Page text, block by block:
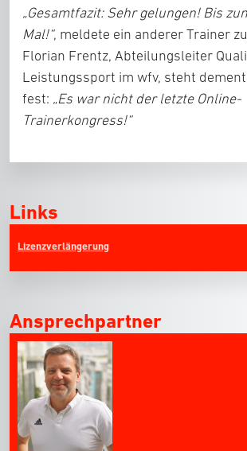
„Gesamtfazit: Sehr gelungen! Bis
Mal!“, meldete ein anderer Trainer
Florian Frentz, Abteilungsleiter
Leistungssport im wfv, steht
fest: „Es war nicht der letzte Online-
Trainerkongress!“
Links
Lizenzverlängerung
Ansprechpartner